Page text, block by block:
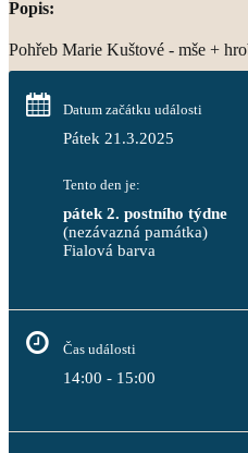
Popis:
Pohřeb Marie Kuštové - mše +
Datum začátku události
Pátek 21.3.2025
Tento den je:
pátek 2. postního týdne
(nezávazná památka)
Čas události
14:00 - 15:00